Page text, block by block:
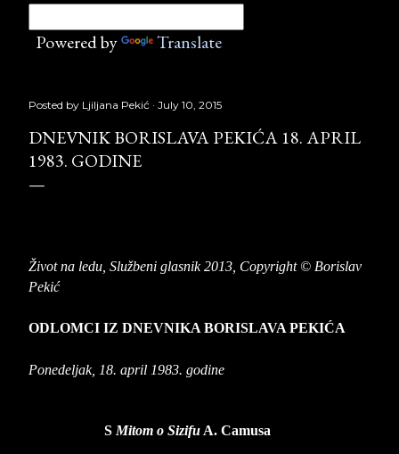
Powered by Translate
Posted by Ljiljana Pekić July 10, 2015
DNEVNIK BORISLAVA PEKIĆA 18. APRIL
1983. GODINE
Život na ledu, Službeni glasnik 2013, Copyright © Borislav
Pekić
ODLOMCI IZ DNEVNIKA BORISLAVA PEKIĆA
Ponedeljak, 18. april 1983. godine
S Mitom o Sizifu A. Camusa